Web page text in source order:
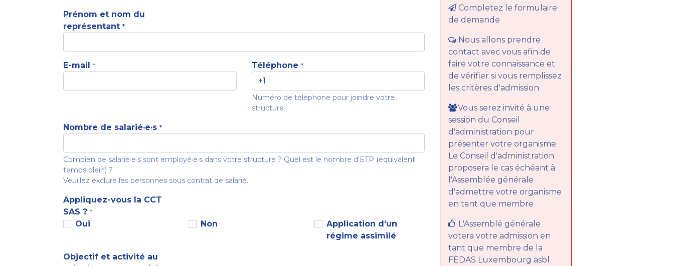
Prénom et nom du
représentant *
E-mail * Téléphone *
Numéro de téléphone pour joindre votre
structure.
Nombre de salarié·e·s *
Combien de salarié·e·s sont employé·e·s dans votre structure ? Quel est le nombre d'ETP (équivalent
temps plein) ?
Veuillez exclure les personnes sous contrat de salarié.
Appliquez-vous la CCT
SAS ? *
Oui Non
Application d'un
régime assimilé
Objectif et activité au
​Completez le formulaire
de demande
Nous allons prendre
contact avec vous afin de
faire votre connaissance et
de vérifier si vous remplissez
les critères d'admission
Vous serez invité à une
session du Conseil
d'administration pour
présenter votre organisme.
Le Conseil d'administration
proposera le cas échéant à
l'Assemblée générale
d'admettre votre organisme
en tant que membre
L'Assemblé générale
votera votre admission en
tant que membre de la
FEDAS Luxembourg asbl